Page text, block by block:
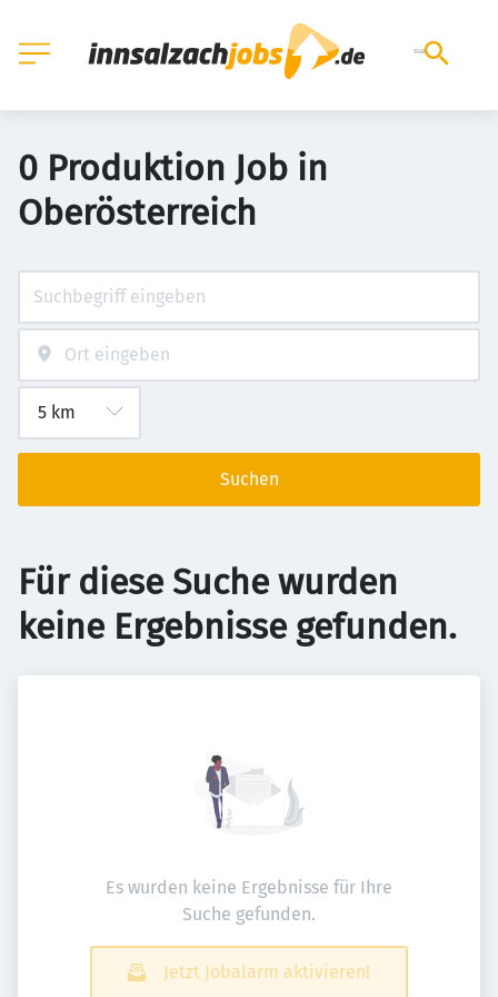
0 Produktion Job in
Oberösterreich
Suchen
Für diese Suche wurden
keine Ergebnisse gefunden.
Es wurden keine Ergebnisse für Ihre
Suche gefunden.
Jetzt Jobalarm aktivieren!